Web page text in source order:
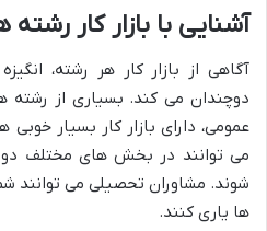
آشنایی با بازار کار
آگاهی از بازار کار هر رشته،
دوچندان می کند. بسیاری از رشته
عمومی، دارای بازار کار بسیار
می توانند در بخش های مختلف
شوند. مشاوران تحصیلی می توانند
ها یاری کنند.